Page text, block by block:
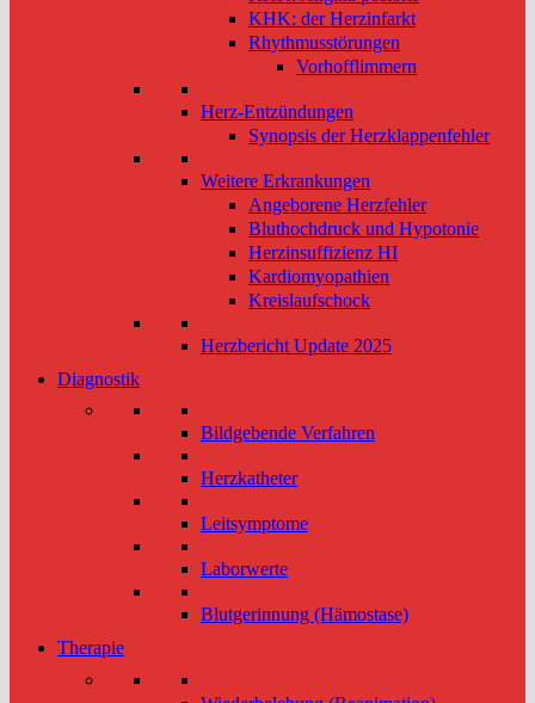
KHK: der Herzinfarkt
Rhythmusstörungen
Vorhofflimmern
Herz-Entzündungen
Synopsis der Herzklappenfehler
Weitere Erkrankungen
Angeborene Herzfehler
Bluthochdruck und Hypotonie
Herzinsuffizienz HI
Kardiomyopathien
Kreislaufschock
Herzbericht Update 2025
Diagnostik
Bildgebende Verfahren
Herzkatheter
Leitsymptome
Laborwerte
Blutgerinnung (Hämostase)
Therapie